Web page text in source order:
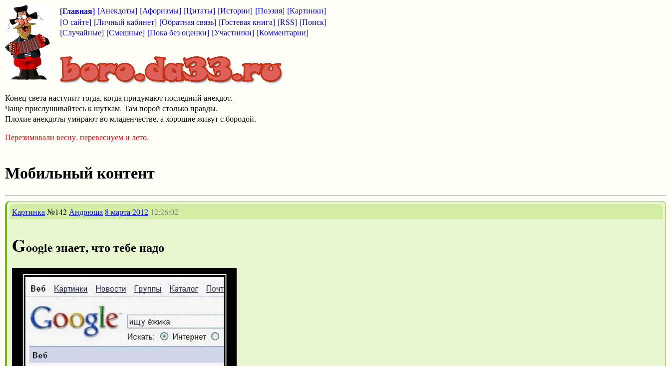
[Главная] [Анекдоты] [Афоризмы] [Цитаты] [Истории] [Поэзия] [Картинки]
[О сайте] [Личный кабинет] [Обратная связь] [Гостевая книга] [RSS] [Поиск]
[Случайные] [Смешные] [Пока без оценки] [Участники] [Комментарии]
Конец света наступит тогда, когда придумают последний анекдот.
Чаще прислушивайтесь к шуткам. Там порой столько правды.
Плохие анекдоты умирают во младенчестве, а хорошие живут с бородой.
Перезимовали весну, перевеснуем и лето.
Мобильный контент
Картинка №142 Андрюша 8 марта 2012 12:26:02
Google знает, что тебе надо